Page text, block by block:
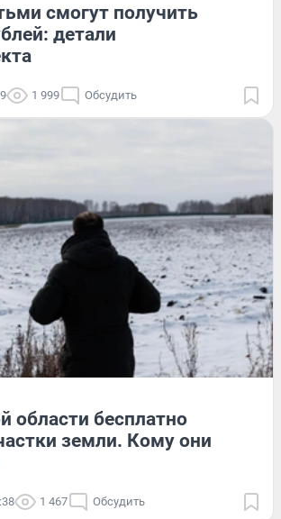
смогут получить
детали
1 999 Обсудить
области бесплатно
земли. Кому они
1 467 Обсудить